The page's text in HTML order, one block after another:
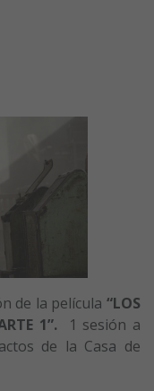
de la película “LOS
1”. 1 sesión a
de la Casa de